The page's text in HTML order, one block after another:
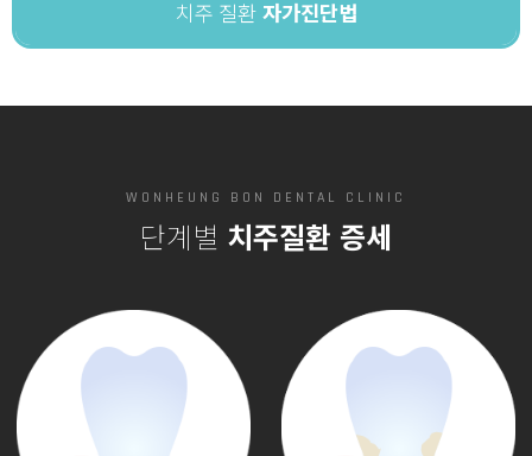
치주 질환 자가진단법
WONHEUNG BON DENTAL CLINIC
단계별 치주질환 증세